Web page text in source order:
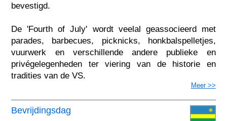
bevestigd.
De 'Fourth of July' wordt veelal geassocieerd met
parades, barbecues, picknicks, honkbalspelletjes,
vuurwerk en verschillende andere publieke en
privégelegenheden ter viering van de historie en
tradities van de VS.
Meer >>
Bevrijdingsdag